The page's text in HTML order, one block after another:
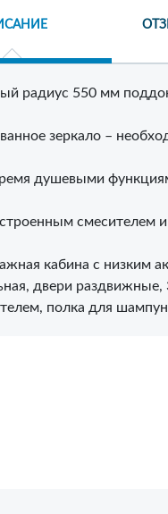
радиус 550 мм
зеркало –
душевыми
смесителем
кабина c низким
двери
полка для